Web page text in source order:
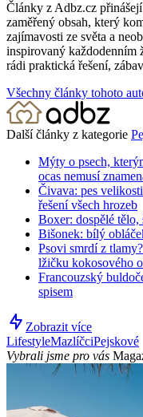
Články z Adbz.cz
zaměřený obsah, který
zajímavosti ze světa a
inspirovaný každodenním
rádi praktická řešení,
Všechny články tohoto
Další články z kategorie
Mýty o psech,
ocas nemusí
Čivava: pes
řešení všech hrozeb
Boxer: dospělé tělo,
Bišonek: bílý
Psovi smrdí z
lžičku kokosového
Francouzský
spisem
Zobrazit více
LifestyleMazlíčciPejskové
Vybrali jsme pro vás